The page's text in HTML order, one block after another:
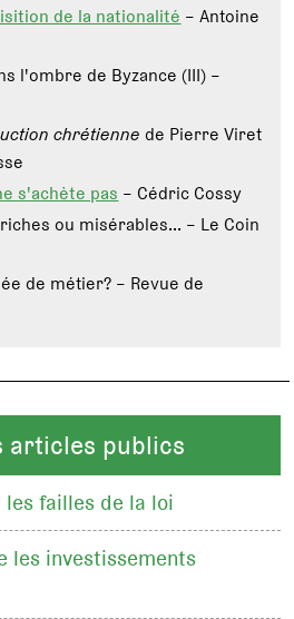
de la nationalité – Antoine
l'ombre de Byzance (III) –
chrétienne de Pierre Viret
s'achète pas – Cédric Cossy
ou misérables... – Le Coin
de métier? – Revue de
articles publics
failles de la loi
les investissements